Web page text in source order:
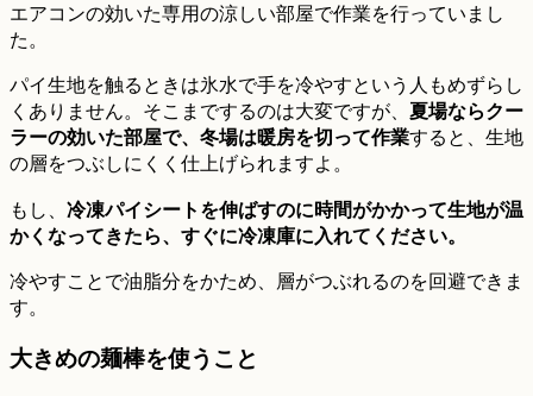
エアコンの効いた専用の涼しい部屋で作業を行っていまし
た。
パイ生地を触るときは氷水で手を冷やすという人もめずらし
くありません。そこまでするのは大変ですが、 夏場ならクー
ラーの効いた部屋で、冬場は暖房を切って作業すると、生地
の層をつぶしにくく仕上げられますよ。
もし、 冷凍パイシートを伸ばすのに時間がかかって生地が温
かくなってきたら、すぐに冷凍庫に入れてください。
冷やすことで油脂分をかため、層がつぶれるのを回避できま
す。
大きめの麺棒を使うこと